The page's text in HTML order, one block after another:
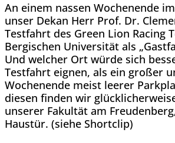
An einem nassen Wochenende
unser Dekan Herr Prof. Dr.
Testfahrt des Green Lion Racing
Bergischen Universität als
Und welcher Ort würde sich
Testfahrt eignen, als ein großer
Wochenende meist leerer
diesen finden wir
unserer Fakultät am
Haustür. (siehe Shortclip)